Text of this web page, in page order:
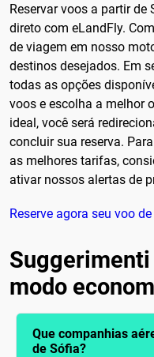
Reservar voos a partir
direto com eLandFly.
de viagem em nosso
destinos desejados. Em
todas as opções
voos e escolha a melhor
ideal, você será
concluir sua reserva.
as melhores tarifas,
ativar nossos alertas de
Reserve agora seu voo
modo
Que companhias
de Sófia?